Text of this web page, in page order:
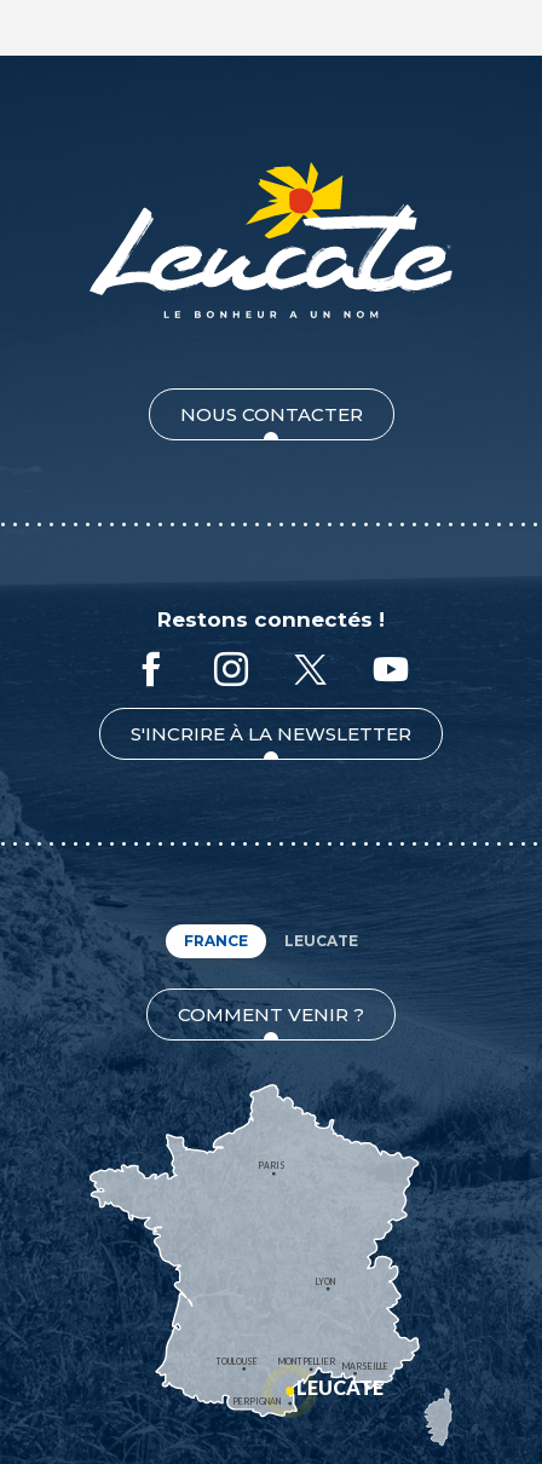
NOUS CONTACTER
Restons connectés !
S'INCRIRE À LA NEWSLETTER
FRANCE LEUCATE
COMMENT VENIR ?
MONTPELLIER
PERPIGNAN
MARSEILLE
TOULOUSE
LYON
PARIS
LEUCATE